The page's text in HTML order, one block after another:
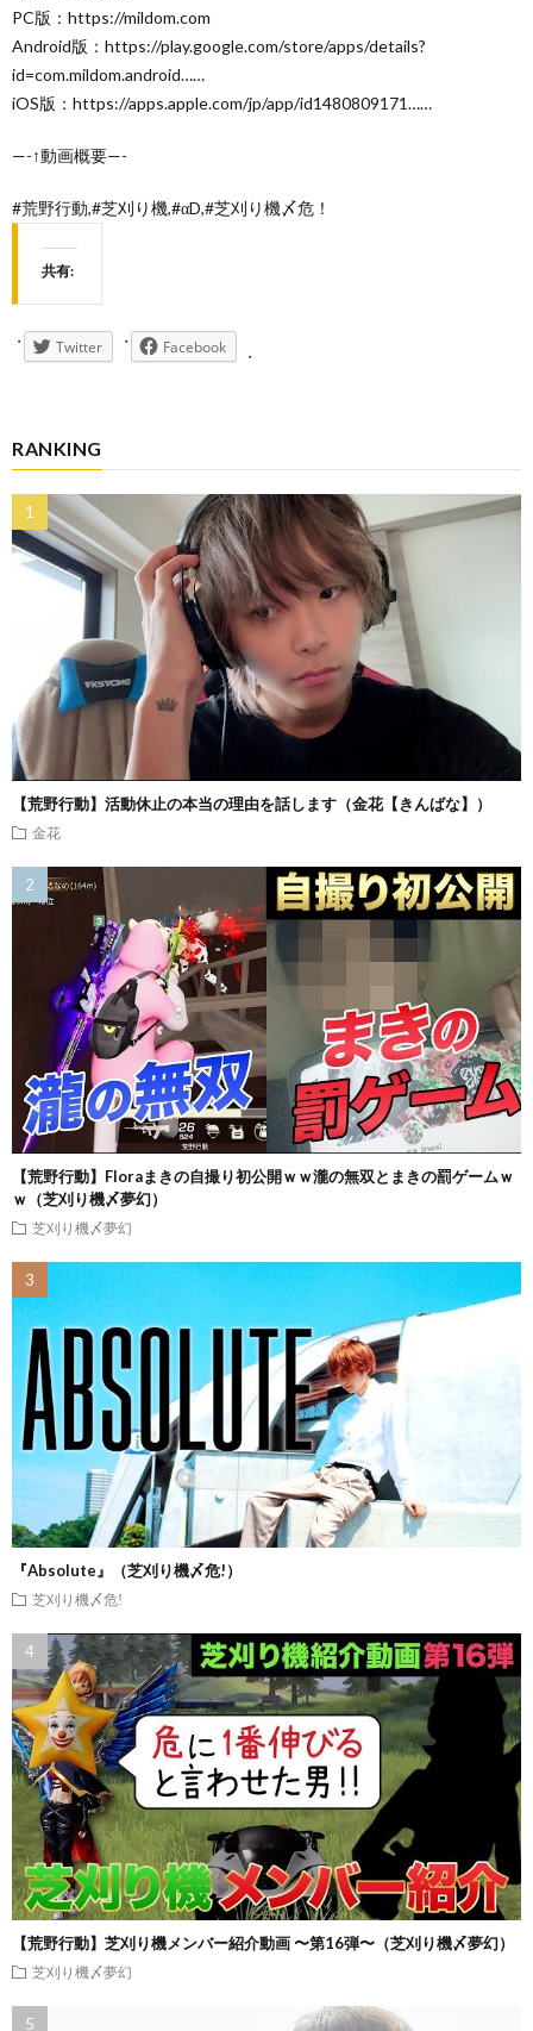
PC版：https://mildom.com
Android版：https://play.google.com/store/apps/details?
id=com.mildom.android……
iOS版：https://apps.apple.com/jp/app/id1480809171……
—-↑動画概要—-
#荒野行動,#芝刈り機,#αD,#芝刈り機〆危！
共有:
Twitter Facebook
RANKING
【荒野行動】活動休止の本当の理由を話します（金花【きんばな】）
金花
【荒野行動】Floraまきの自撮り初公開ｗｗ瀧の無双とまきの罰ゲームｗ
ｗ（芝刈り機〆夢幻）
芝刈り機〆夢幻
『Absolute』（芝刈り機〆危!）
芝刈り機〆危!
【荒野行動】芝刈り機メンバー紹介動画 〜第16弾〜（芝刈り機〆夢幻）
芝刈り機〆夢幻